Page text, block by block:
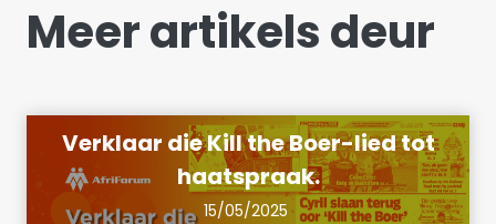
Meer artikels deur
Verklaar die Kill the Boer-lied tot
haatspraak.
15/05/2025